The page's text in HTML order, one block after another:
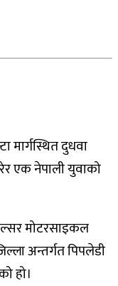
मार्गस्थित दुधवा
एक नेपाली युवाको
मोटरसाइकल
अन्तर्गत पिपलेडी
हो।